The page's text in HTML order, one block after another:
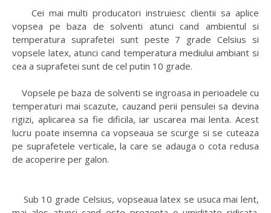
Cei mai multi producatori instruiesc clientii sa aplice
vopsea pe baza de solventi atunci cand ambientul si
temperatura suprafetei sunt peste 7 grade Celsius si
vopsele latex, atunci cand temperatura mediului ambiant si
cea a suprafetei sunt de cel putin 10 grade.
Vopsele pe baza de solventi se ingroasa in perioadele cu
temperaturi mai scazute, cauzand perii pensulei sa devina
rigizi, aplicarea sa fie dificila, iar uscarea mai lenta. Acest
lucru poate insemna ca vopseaua se scurge si se cuteaza
pe suprafetele verticale, la care se adauga o cota redusa
de acoperire per galon.
Sub 10 grade Celsius, vopseaua latex se usuca mai lent,